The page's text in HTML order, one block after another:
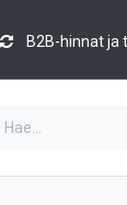
B2B-hinnat ja